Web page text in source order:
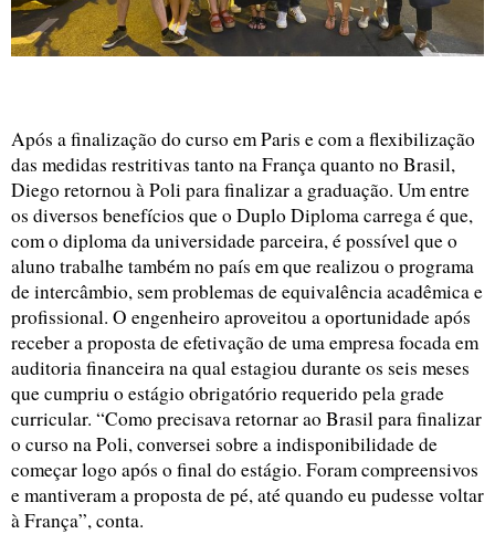
Após a finalização do curso em Paris e com a flexibilização
das medidas restritivas tanto na França quanto no Brasil,
Diego retornou à Poli para finalizar a graduação. Um entre
os diversos benefícios que o Duplo Diploma carrega é que,
com o diploma da universidade parceira, é possível que o
aluno trabalhe também no país em que realizou o programa
de intercâmbio, sem problemas de equivalência acadêmica e
profissional. O engenheiro aproveitou a oportunidade após
receber a proposta de efetivação de uma empresa focada em
auditoria financeira na qual estagiou durante os seis meses
que cumpriu o estágio obrigatório requerido pela grade
curricular. “Como precisava retornar ao Brasil para finalizar
o curso na Poli, conversei sobre a indisponibilidade de
começar logo após o final do estágio. Foram compreensivos
e mantiveram a proposta de pé, até quando eu pudesse voltar
à França”, conta.